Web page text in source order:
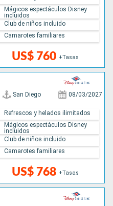
US$ 760 +Tasas
Mágicos espectáculos Disney
incluidos
Club de niños incluido
Camarotes familiares
San Diego 08/03/2027
US$ 768 +Tasas
Refrescos y helados ilimitados
Mágicos espectáculos Disney
incluidos
Club de niños incluido
Camarotes familiares